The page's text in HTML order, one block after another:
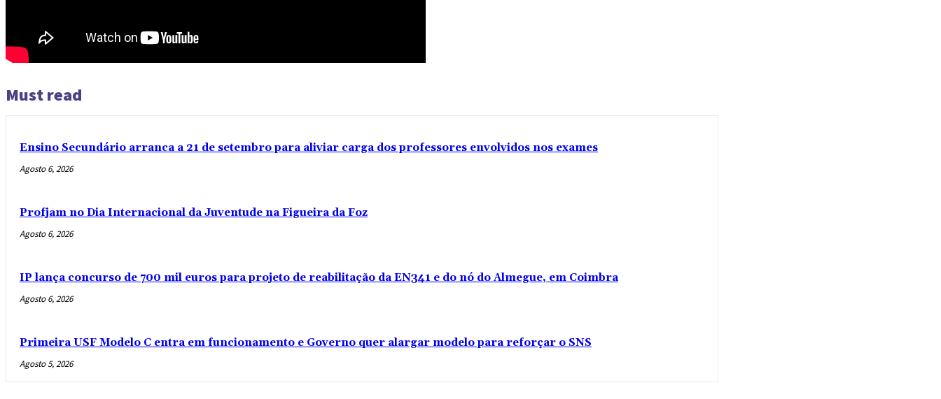
Must read
Ensino Secundário arranca a 21 de setembro para aliviar carga dos professores envolvidos nos exames
Agosto 6, 2026
Profjam no Dia Internacional da Juventude na Figueira da Foz
Agosto 6, 2026
IP lança concurso de 700 mil euros para projeto de reabilitação da EN341 e do nó do Almegue, em Coimbra
Agosto 6, 2026
Primeira USF Modelo C entra em funcionamento e Governo quer alargar modelo para reforçar o SNS
Agosto 5, 2026